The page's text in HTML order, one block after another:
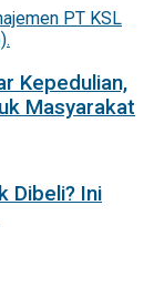
Kepedulian,
Masyarakat
Dibeli? Ini